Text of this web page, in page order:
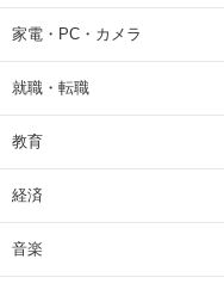
家電・PC・カメラ
就職・転職
教育
経済
音楽